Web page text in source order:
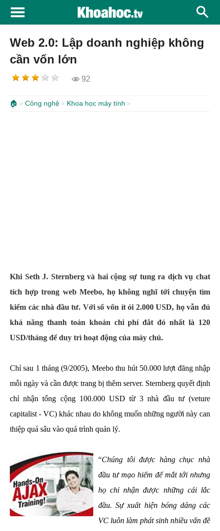
Web 2.0: Lập doanh nghiệp không
cần vốn lớn
92
🏠 Công nghệ Khoa học máy tính
Khi Seth J. Sternberg và hai cộng sự tung ra dịch vụ chat
tích hợp trong web Meebo, họ không nghĩ tới chuyện tìm
kiếm các nhà đầu tư. Với số vốn ít ỏi 2.000 USD, họ vẫn đủ
khả năng thanh toán khoản chi phí đắt đỏ nhất là 120
USD/tháng để duy trì hoạt động của máy chủ.
Chỉ sau 1 tháng (9/2005), Meebo thu hút 50.000 lượt đăng nhập
mỗi ngày và cần được trang bị thêm server. Sternberg quyết định
chỉ nhận tổng cộng 100.000 USD từ 3 nhà đầu tư (veture
capitalist - VC) khác nhau do không muốn những người này can
thiệp quá sâu vào quá trình quản lý.
“Chúng tôi được hàng chục nhà
đầu tư mạo hiểm để mắt tới nhưng
họ chỉ nhận được những cái lắc
đầu. Sự xuất hiện bóng dáng các
VC luôn làm phát sinh nhiều vấn đề